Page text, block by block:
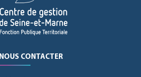
NOUS CONTACTER